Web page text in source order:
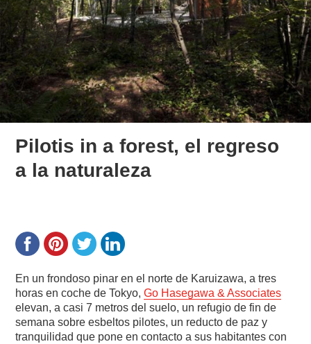
Pilotis in a forest, el regreso
a la naturaleza
En un frondoso pinar en el norte de Karuizawa, a tres
horas en coche de Tokyo,Go Hasegawa & Associates
elevan, a casi 7 metros del suelo, un refugio de fin de
semana sobre esbeltos pilotes, un reducto de paz y
tranquilidad que pone en contacto a sus habitantes con